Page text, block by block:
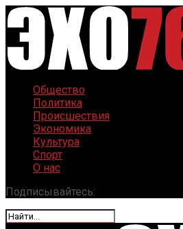
Общество
Политика
Происшествия
Экономика
Культура
Спорт
О нас
Подписывайтесь: